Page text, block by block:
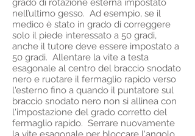
grado di rotazione esterna impostato
nell’ultimo gesso. Ad esempio, se il
medico è stato in grado di correggere
solo il piede interessato a 50 gradi,
anche il tutore deve essere impostato a
50 gradi. Allentare la vite a testa
esagonale al centro del braccio snodato
nero e ruotare il fermaglio rapido verso
l'esterno fino a quando il puntatore sul
braccio snodato nero non si allinea con
l'impostazione del grado corretto del
fermaglio rapido. Serrare nuovamente